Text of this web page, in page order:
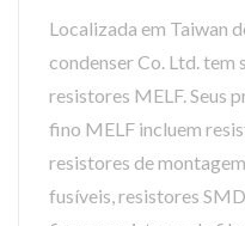
Localizada em Taiwan
condenser Co. Ltd.
resistores MELF. Seus
fino MELF incluem
resistores de
fusíveis, resistores